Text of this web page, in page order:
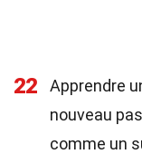
22
Apprendre
nouveau
comme un